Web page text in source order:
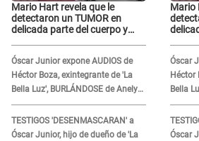
Mario Hart revela que le
detectaron un TUMOR en
delicada parte del cuerpo y
Óscar Junior expone AUDIOS de
Héctor Boza, exintegrante de 'La
Bella Luz', BURLÁNDOSE de Anely
Dávila tras acusarlo de maltrato:
"Grábame..."
TESTIGOS 'DESENMASCARAN' a
Óscar Junior, hijo de dueño de 'La
Mario
Óscar
Héctor
Bella
Dávila
Óscar